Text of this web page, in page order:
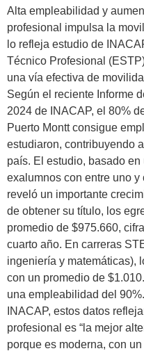
Alta empleabilidad y
profesional impulsa la
lo refleja estudio de
Técnico Profesional
una vía efectiva de
Según el reciente Informe
2024 de INACAP, el 80%
Puerto Montt consigue
estudiaron, contribuyendo
país. El estudio, basado
exalumnos con entre uno
reveló un importante
de obtener su título, los
promedio de $975.660,
cuarto año. En carreras
ingeniería y matemáticas),
con un promedio de
una empleabilidad del
INACAP, estos datos
profesional es “la mejor
porque es moderna, con